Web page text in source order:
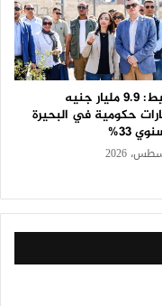
التخطيط: 9.9 مليار جنيه
حكومية في البحيرة
33%